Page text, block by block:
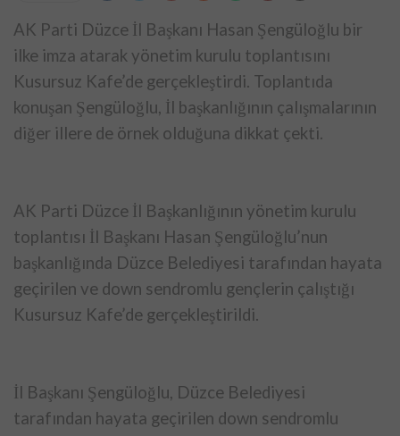
AK Parti Düzce İl Başkanı Hasan Şengüloğlu bir
ilke imza atarak yönetim kurulu toplantısını
Kusursuz Kafe’de gerçekleştirdi. Toplantıda
konuşan Şengüloğlu, İl başkanlığının çalışmalarının
diğer illere de örnek olduğuna dikkat çekti.
AK Parti Düzce İl Başkanlığının yönetim kurulu
toplantısı İl Başkanı Hasan Şengüloğlu’nun
başkanlığında Düzce Belediyesi tarafından hayata
geçirilen ve down sendromlu gençlerin çalıştığı
Kusursuz Kafe’de gerçekleştirildi.
İl Başkanı Şengüloğlu, Düzce Belediyesi
tarafından hayata geçirilen down sendromlu